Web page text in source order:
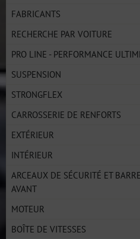
FABRICANTS
RECHERCHE PAR VOITURE
PRO LINE - PERFORMANCE
SUSPENSION
STRONGFLEX
CARROSSERIE DE RENFORTS
EXTÉRIEUR
INTÉRIEUR
ARCEAUX DE SÉCURITÉ ET
AVANT
MOTEUR
BOÎTE DE VITESSES